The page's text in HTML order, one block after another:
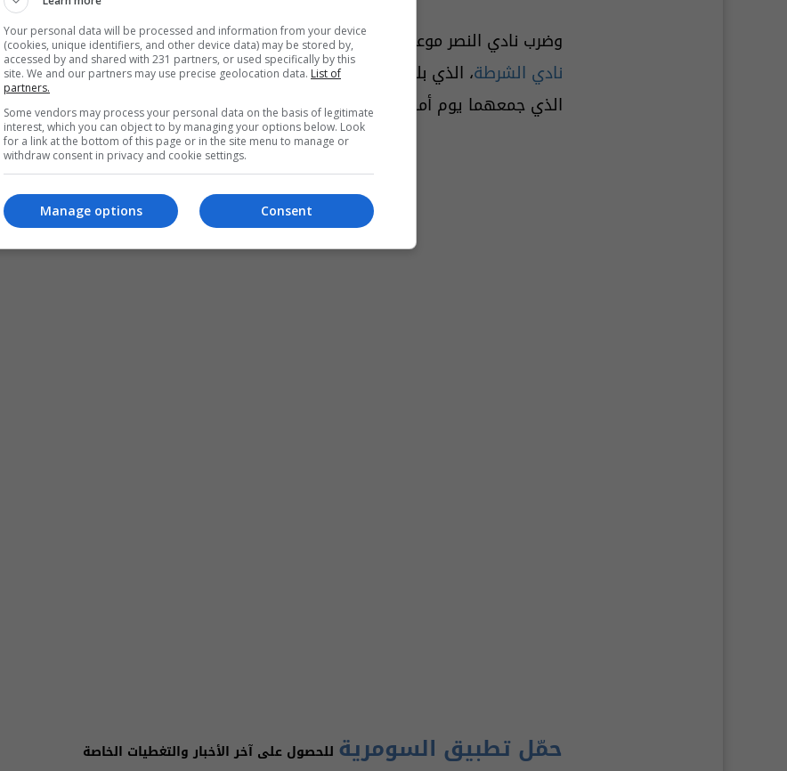
وضرب نادي النصر موعدا في الدور نصف النهائي من بطولةكأس الملك سلمان
نادي الشرطة، الذي بلغ "المربعالذهبي
الذي جمعهما يوم أمس السبت على ملعب مدينة الأميرسلطان بن عبد العزيز
حمّل تطبيق السومرية للحصول على آخر الأخبار والتغطيات الخاصة
Your personal data will be processed and information from your device
(cookies, unique identifiers, and other device data) may be stored by,
accessed by and shared with 231 partners, or used specifically by this
site. We and our partners may use precise geolocation data. List of
partners.
Some vendors may process your personal data on the basis of legitimate
interest, which you can object to by managing your options below. Look
for a link at the bottom of this page or in the site menu to manage or
withdraw consent in privacy and cookie settings.
Consent
Manage options